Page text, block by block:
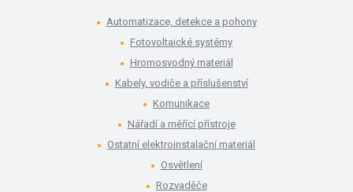
Automatizace, detekce a pohony
Fotovoltaické systémy
Hromosvodný materiál
Kabely, vodiče a příslušenství
Komunikace
Nářadí a měřící přístroje
Ostatní elektroinstalační materiál
Osvětlení
Rozvaděče